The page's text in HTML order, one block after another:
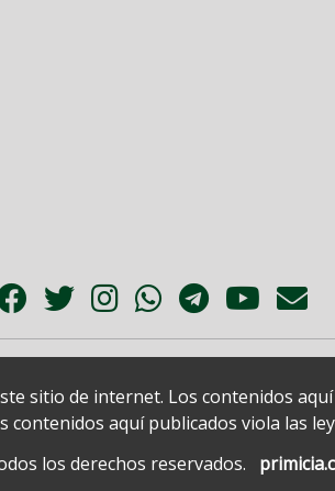
sitio de internet. Los contenidos
aquí publicados viola las
los derechos reservados.